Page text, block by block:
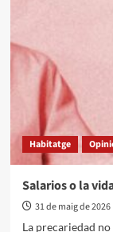
Habitatge
Salarios o la
31 de maig de 2026
La precariedad